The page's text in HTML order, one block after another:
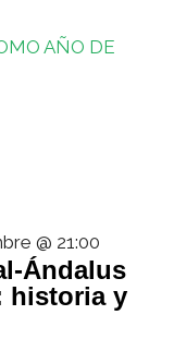
AÑO DE
@ 21:00
Ándalus
historia y